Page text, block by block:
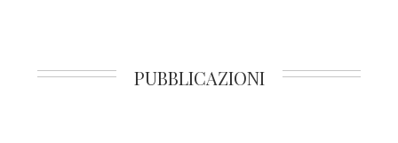
PUBBLICAZIONI